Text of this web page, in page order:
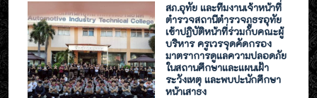
สภ.อุทัย และทีมงานเจ้าหน้าที่
ตำรวจสถานีตำรวจภูธรอุทัย
เข้าปฏิบัติหน้าที่ร่วมกับคณะผู้
บริหาร ครูเวรจุดคัดกรอง
มาตราการดูแลความปลอดภัย
ในสถานศึกษาและแผนเฝ้า
ระวังเหตุ และพบปะนักศึกษา
หน้าเสาธง